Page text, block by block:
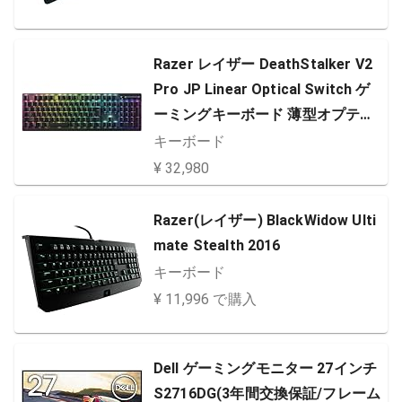
Razer レイザー DeathStalker V2
Pro JP Linear Optical Switch ゲ
ーミングキーボード 薄型オプティ
カルスイッチ ワイヤレス 2.4GHz B
luetooth Type-C 40時間バッテリ
ー持続 超耐久性コーティング加工
ABSキーキャップ Chroma JP配列
デスストーカーブイツープロジェ
イピー…
キーボード
¥ 32,980
Razer(レイザー) BlackWidow Ulti
mate Stealth 2016
キーボード
¥ 11,996 で購入
Dell ゲーミングモニター 27インチ
S2716DG(3年間交換保証/フレーム